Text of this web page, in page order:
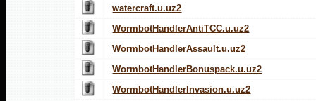
watercraft.u.uz2
WormbotHandlerAntiTCC.u.uz2
WormbotHandlerAssault.u.uz2
WormbotHandlerBonuspack.u.uz2
WormbotHandlerInvasion.u.uz2